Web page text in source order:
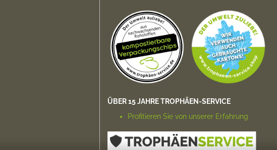
ÜBER 15 JAHRE TROPHÄEN-SERVICE
Profitieren Sie von unserer Erfahrung